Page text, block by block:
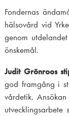
n
Fondernas
hälsovård vid
genom
önskemål.
Judit Grönroos
god framgång i
vårdetik.
utvecklingsarbete